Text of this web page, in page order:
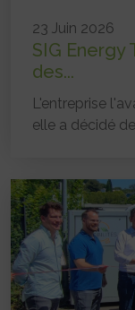
23 Juin 2026
SIG
des...
L'entreprise
elle a décidé